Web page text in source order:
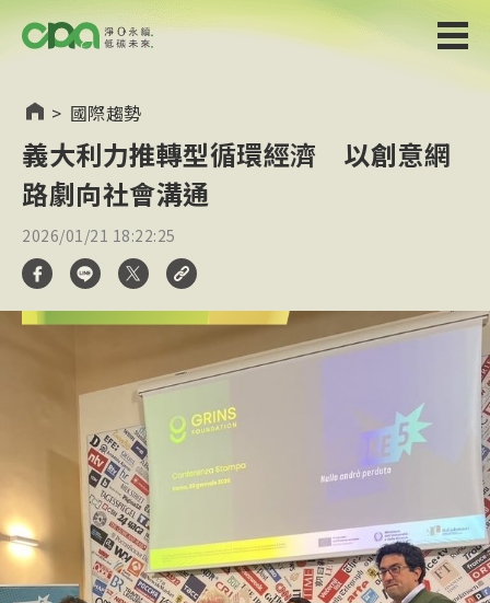
> 國際趨勢
義大利力推轉型循環經濟 以創意網
路劇向社會溝通
2026/01/21 18:22:25